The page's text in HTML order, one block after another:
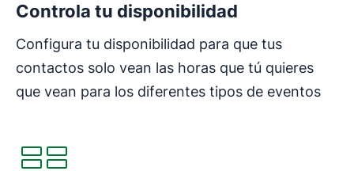
Controla tu disponibilidad
Configura tu disponibilidad para que tus
contactos solo vean las horas que tú quieres
que vean para los diferentes tipos de eventos